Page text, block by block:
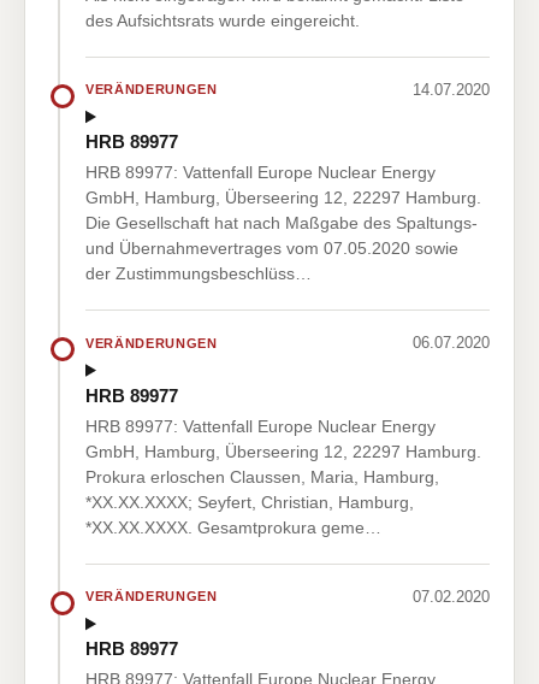
des Aufsichtsrats wurde eingereicht.
VERÄNDERUNGEN 14.07.2020
HRB 89977
HRB 89977: Vattenfall Europe Nuclear Energy
GmbH, Hamburg, Überseering 12, 22297 Hamburg.
Die Gesellschaft hat nach Maßgabe des Spaltungs-
und Übernahmevertrages vom 07.05.2020 sowie
der Zustimmungsbeschlüss…
VERÄNDERUNGEN 06.07.2020
HRB 89977
HRB 89977: Vattenfall Europe Nuclear Energy
GmbH, Hamburg, Überseering 12, 22297 Hamburg.
Prokura erloschen Claussen, Maria, Hamburg,
*XX.XX.XXXX; Seyfert, Christian, Hamburg,
*XX.XX.XXXX. Gesamtprokura geme…
VERÄNDERUNGEN 07.02.2020
HRB 89977
HRB 89977: Vattenfall Europe Nuclear Energy